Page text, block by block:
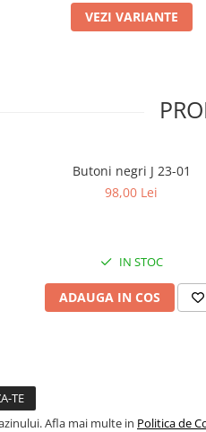
VEZI VARIANTE
Butoni negri J 23-01
98,00 Lei
IN STOC
ADAUGA IN COS
Afla mai multe in Politica de